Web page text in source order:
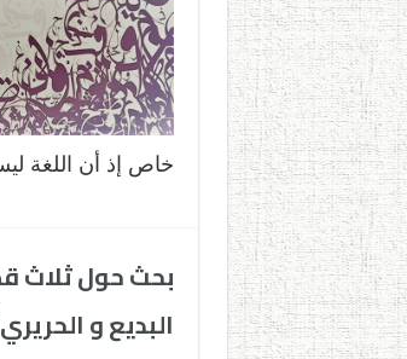
خاص إذ أن اللغة
بحث حول ثلاث
البديع و